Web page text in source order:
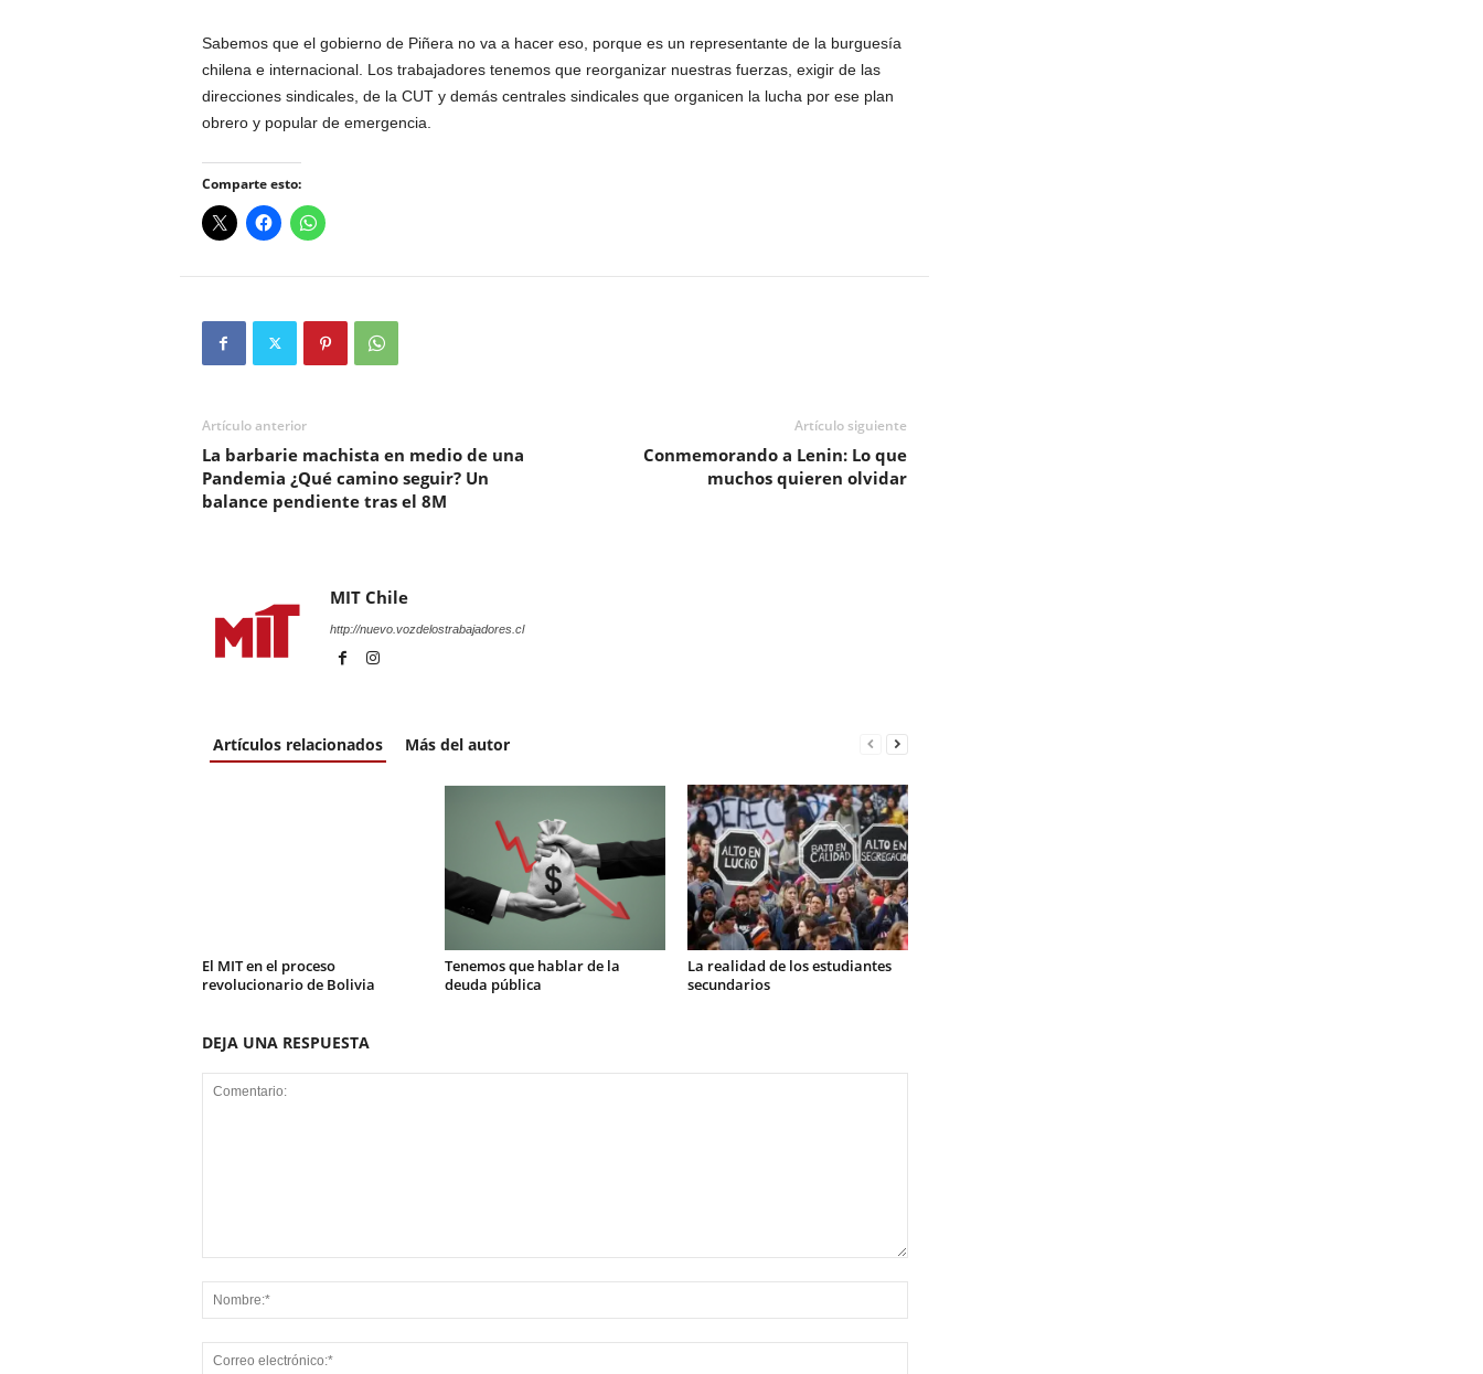
Sabemos que el gobierno de Piñera no va a hacer eso, porque es un representante de la burguesía
chilena e internacional. Los trabajadores tenemos que reorganizar nuestras fuerzas, exigir de las
direcciones sindicales, de la CUT y demás centrales sindicales que organicen la lucha por ese plan
obrero y popular de emergencia.
Comparte esto:
Artículo anterior
La barbarie machista en medio de una
Pandemia ¿Qué camino seguir? Un
balance pendiente tras el 8M
Artículo siguiente
Conmemorando a Lenin: Lo que
muchos quieren olvidar
MIT Chile
http://nuevo.vozdelostrabajadores.cl
Artículos relacionados Más del autor
El MIT en el proceso
revolucionario de Bolivia
Tenemos que hablar de la
deuda pública
La realidad de los estudiantes
secundarios
DEJA UNA RESPUESTA